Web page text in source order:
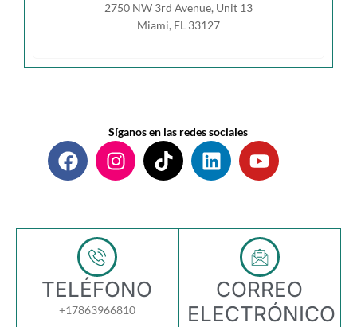
2750 NW 3rd Avenue, Unit 13
Miami, FL 33127
Síganos en las redes sociales
TELÉFONO
+17863966810
CORREO
ELECTRÓNICO